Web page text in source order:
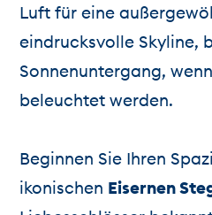
Luft für eine
eindrucksvolle Skyline,
Sonnenuntergang,
beleuchtet werden.
Beginnen Sie Ihren
ikonischen Eisernen